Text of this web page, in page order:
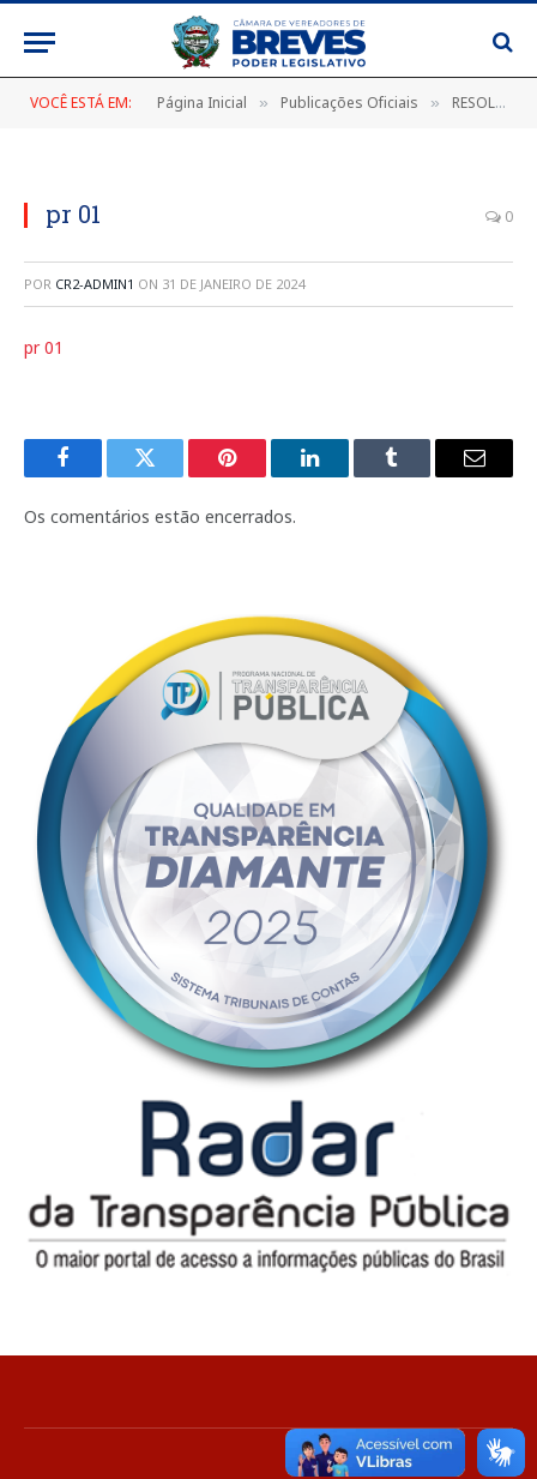
VOCÊ ESTÁ EM: Página Inicial » Publicações Oficiais » RESOLUÇÕES 2023
pr 01 0
POR CR2-ADMIN1 ON 31 DE JANEIRO DE 2024
pr 01
FacebookTwitter Pinterest LinkedInTumblr
E-
Os comentários estão encerrados.